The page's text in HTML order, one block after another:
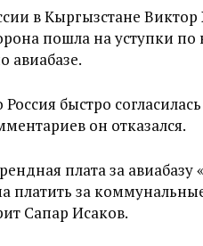
в Кыргызстане
пошла на уступки
авиабазе.
быстро
он отказался.
плата за авиабазу
платить за
Сапар Исаков.